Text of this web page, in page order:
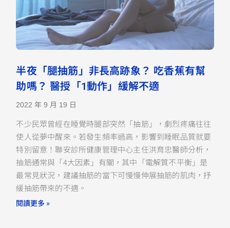
半夜「腿抽筋」非長高跡象？ 吃香蕉有幫
助嗎？ 醫授「1動作」緩解不適
2022 年 9 月 19 日
不少民眾曾經在睡覺時腿部突然「抽筋」，劇烈疼痛往往
使人從夢中醒來。若發生頻率過高，影響到睡眠品質就要
特別留意！聯安診所健康管理中心主任洪育忠醫師分析，
抽筋通常與「4大因素」有關，其中「電解質不平衡」是
最常見狀況，建議抽筋的當下可慢慢伸展抽筋的肌肉，抒
緩抽筋帶來的不適。
閱讀更多 »